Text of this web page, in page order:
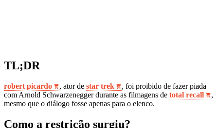
TL;DR
robert picardo , ator de star trek
, foi proibido de fazer piada
com Arnold Schwarzenegger durante as filmagens de total recall
,
mesmo que o diálogo fosse apenas para o elenco.
Como a restrição surgiu?